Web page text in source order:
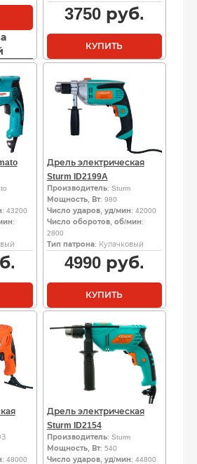
3750руб.
КУПИТЬ
: 43200
:
Дрель электрическая
Sturm ID2199A
Производитель: Sturm
Мощность, Вт: 980
Число ударов, уд/мин: 42000
Число оборотов, об/мин:
2800
Тип патрона: Кулачковый
4990руб.
КУПИТЬ
: 48000
Дрель электрическая
Sturm ID2154
Производитель: Sturm
Мощность, Вт: 540
Число ударов, уд/мин: 44800